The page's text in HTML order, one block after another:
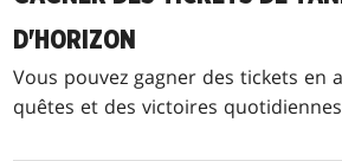
D'HORIZON
Vous pouvez gagner des tickets en
quêtes et des victoires